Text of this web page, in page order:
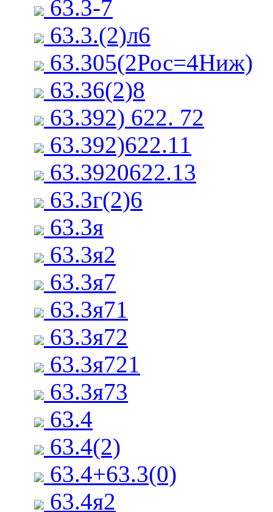
63.3-7
63.3.(2)л6
63.305(2Рос=4Ниж)
63.36(2)8
63.392) 622. 72
63.392)622.11
63.3920622.13
63.3г(2)6
63.3я
63.3я2
63.3я7
63.3я71
63.3я72
63.3я721
63.3я73
63.4
63.4(2)
63.4+63.3(0)
63.4я2